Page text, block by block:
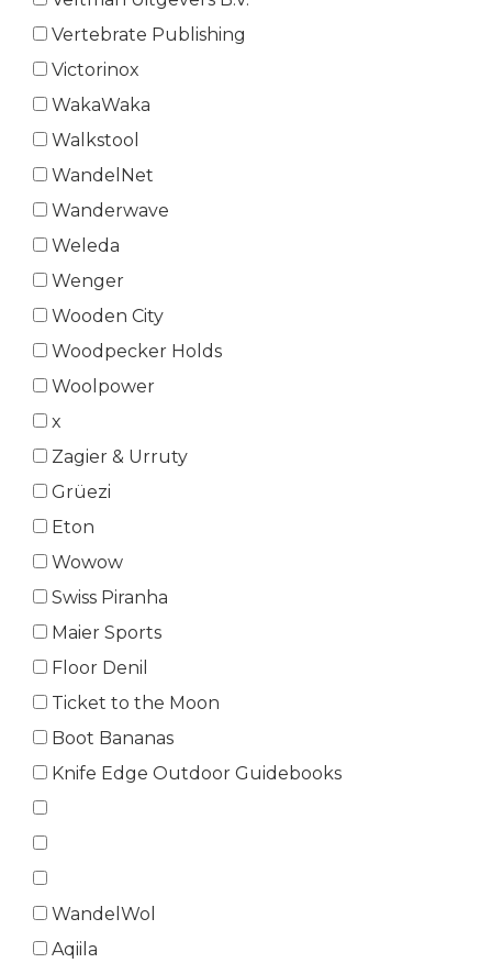
Vertebrate Publishing
Victorinox
WakaWaka
Walkstool
WandelNet
Wanderwave
Weleda
Wenger
Wooden City
Woodpecker Holds
Woolpower
x
Zagier & Urruty
Grüezi
Eton
Wowow
Swiss Piranha
Maier Sports
Floor Denil
Ticket to the Moon
Boot Bananas
Knife Edge Outdoor Guidebooks
WandelWol
Aqiila